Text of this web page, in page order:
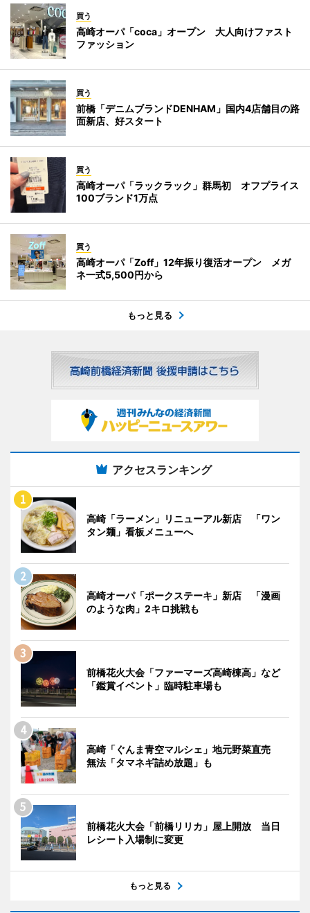
買う
高崎オーパ「coca」オープン 大人向けファスト
ファッション
買う
前橋「デニムブランドDENHAM」国内4店舗目の路
面新店、好スタート
買う
高崎オーパ「ラックラック」群馬初 オフプライス
100ブランド1万点
買う
高崎オーパ「Zoff」12年振り復活オープン メガ
ネ一式5,500円から
もっと見る
アクセスランキング
高崎「ラーメン」リニューアル新店 「ワン
タン麺」看板メニューへ
高崎オーパ「ポークステーキ」新店 「漫画
のような肉」2キロ挑戦も
前橋花火大会「ファーマーズ高崎棟高」など
「鑑賞イベント」臨時駐車場も
高崎「ぐんま青空マルシェ」地元野菜直売
無法「タマネギ詰め放題」も
前橋花火大会「前橋リリカ」屋上開放 当日
レシート入場制に変更
もっと見る